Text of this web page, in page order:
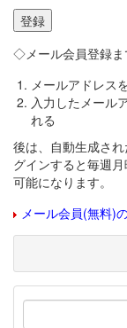
◇メール会員登録ま
メールアドレス
入力したメール
れる
後は、自動生成さ
グインすると毎週
可能になります。
メール会員(無料)